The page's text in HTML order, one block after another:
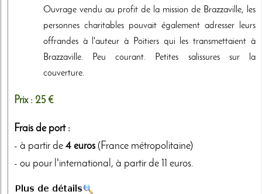
Ouvrage vendu au profit de la mission de Brazzaville, les
personnes charitables pouvait également adresser leurs
offrandes à l'auteur à Poitiers qui les transmettaient à
Brazzaville. Peu courant. Petites salissures sur la
couverture.
Prix : 25 €
Frais de port :
- à partir de 4 euros (France métropolitaine)
- ou pour l'international, à partir de 11 euros.